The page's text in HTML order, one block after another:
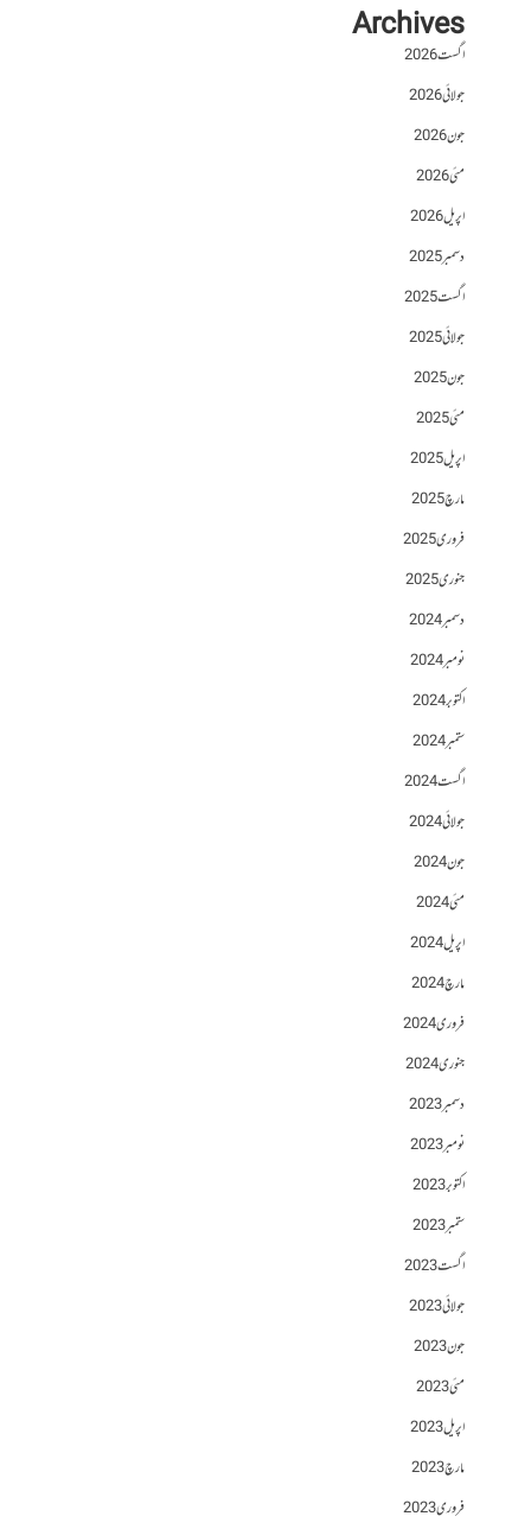
Archives
اگست 2026
جولائی 2026
جون 2026
مئی 2026
اپریل 2026
دسمبر 2025
اگست 2025
جولائی 2025
جون 2025
مئی 2025
اپریل 2025
مارچ 2025
فروری 2025
جنوری 2025
دسمبر 2024
نومبر 2024
اکتوبر 2024
ستمبر 2024
اگست 2024
جولائی 2024
جون 2024
مئی 2024
اپریل 2024
مارچ 2024
فروری 2024
جنوری 2024
دسمبر 2023
نومبر 2023
اکتوبر 2023
ستمبر 2023
اگست 2023
جولائی 2023
جون 2023
مئی 2023
اپریل 2023
مارچ 2023
فروری 2023